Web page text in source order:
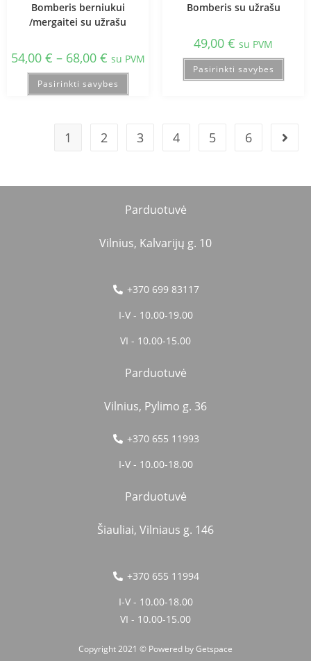
Bomberis berniukui
/mergaitei su užrašu
54,00 € – 68,00 € su PVM
Pasirinkti savybes
Bomberis su užrašu
49,00 € su PVM
Pasirinkti savybes
1 2 3 4 5 6
Parduotuvė
Vilnius, Kalvarijų g. 10
+370 699 83117
I-V - 10.00-19.00
VI - 10.00-15.00
Parduotuvė
Vilnius, Pylimo g. 36
+370 655 11993
I-V - 10.00-18.00
Parduotuvė
Šiauliai, Vilniaus g. 146
+370 655 11994
I-V - 10.00-18.00
VI - 10.00-15.00
Copyright 2021 © Powered byGetspace